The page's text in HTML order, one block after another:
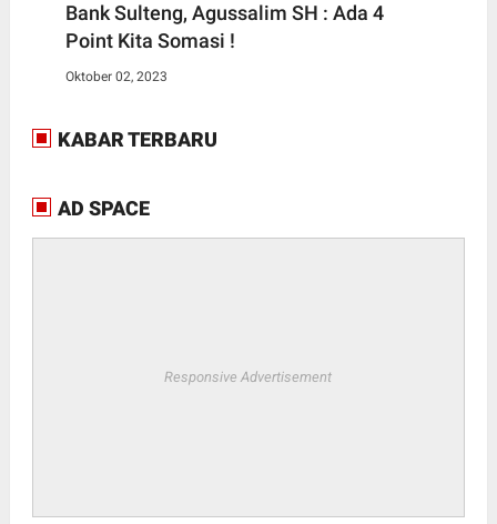
Bank Sulteng, Agussalim SH : Ada 4
Point Kita Somasi !
Oktober 02, 2023
KABAR TERBARU
AD SPACE
Responsive Advertisement